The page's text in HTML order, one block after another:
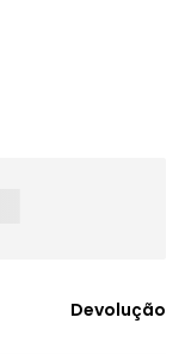
Devolução